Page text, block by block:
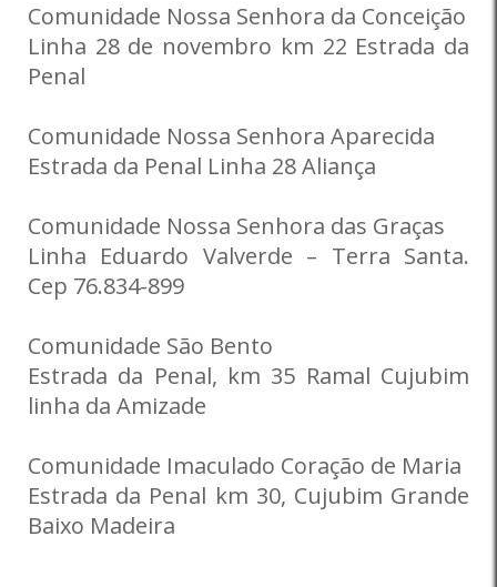
Comunidade Nossa Senhora da Conceição
Linha 28 de novembro km 22 Estrada da
Penal
Comunidade Nossa Senhora Aparecida
Estrada da Penal Linha 28 Aliança
Comunidade Nossa Senhora das Graças
Linha Eduardo Valverde – Terra Santa.
Cep 76.834-899
Comunidade São Bento
Estrada da Penal, km 35 Ramal Cujubim
linha da Amizade
Comunidade Imaculado Coração de Maria
Estrada da Penal km 30, Cujubim Grande
Baixo Madeira